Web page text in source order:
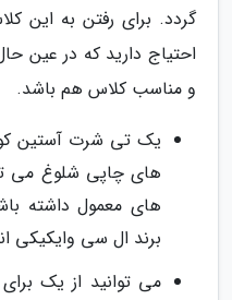
گردد. برای رفتن به این
احتیاج دارید که در
و مناسب کلاس هم باشد.
یک تی شرت آستین
های چاپی شلوغ می
های معمول داشته
برند ال سی وایکیکی
می توانید از یک